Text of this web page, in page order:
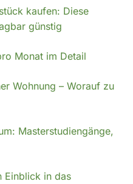
kaufen: Diese
günstig
Monat im Detail
Wohnung – Worauf zu
Masterstudiengänge,
Einblick in das